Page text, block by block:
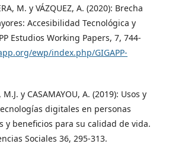
M. y VÁZQUEZ, A. (2020): Brecha
Accesibilidad Tecnológica y
Estudios Working Papers, 7, 744-
ewp/index.php/GIGAPP-
M.J. y CASAMAYOU, A. (2019): Usos y
digitales en personas
y beneficios para su calidad de vida.
Sociales 36, 295-313.